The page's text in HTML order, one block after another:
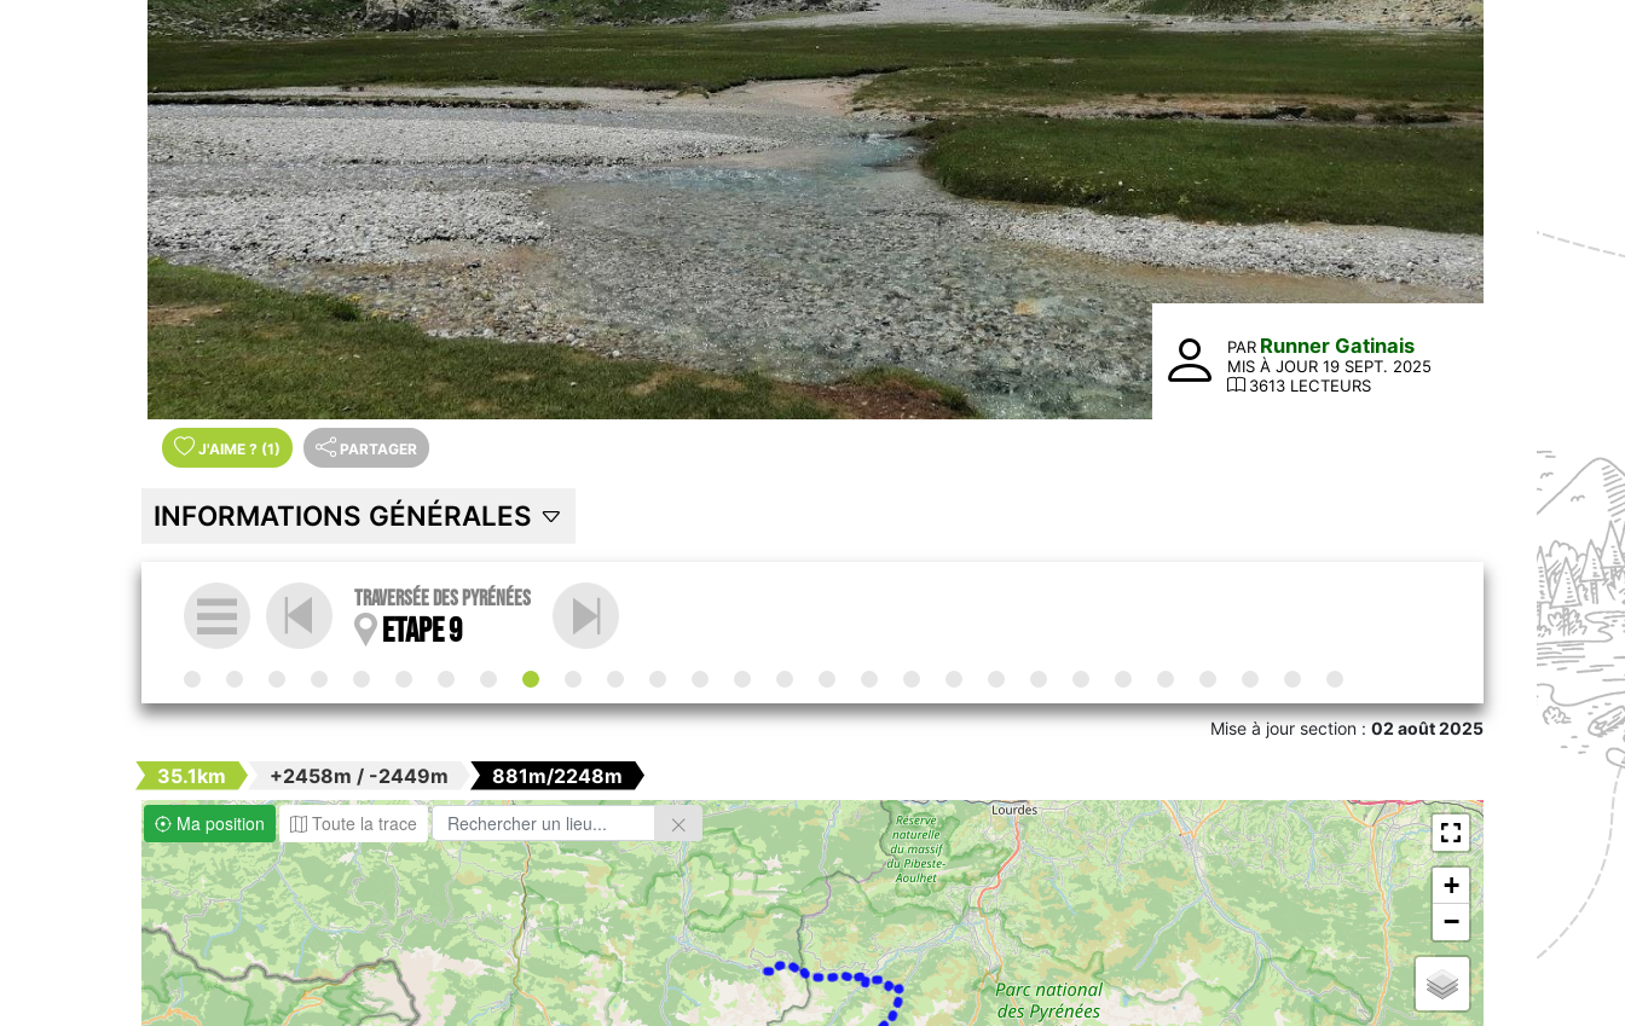
PAR Runner Gatinais
MIS À JOUR 19 SEPT. 2025
3613 LECTEURS
J'AIME ? (1) PARTAGER
INFORMATIONS GÉNÉRALES
Traversée des Pyrénées
Etape 9
Mise à jour section :02 août 2025
35.1km +2458m / -2449m
881m/2248m
Ma position
Toute la trace
+
−